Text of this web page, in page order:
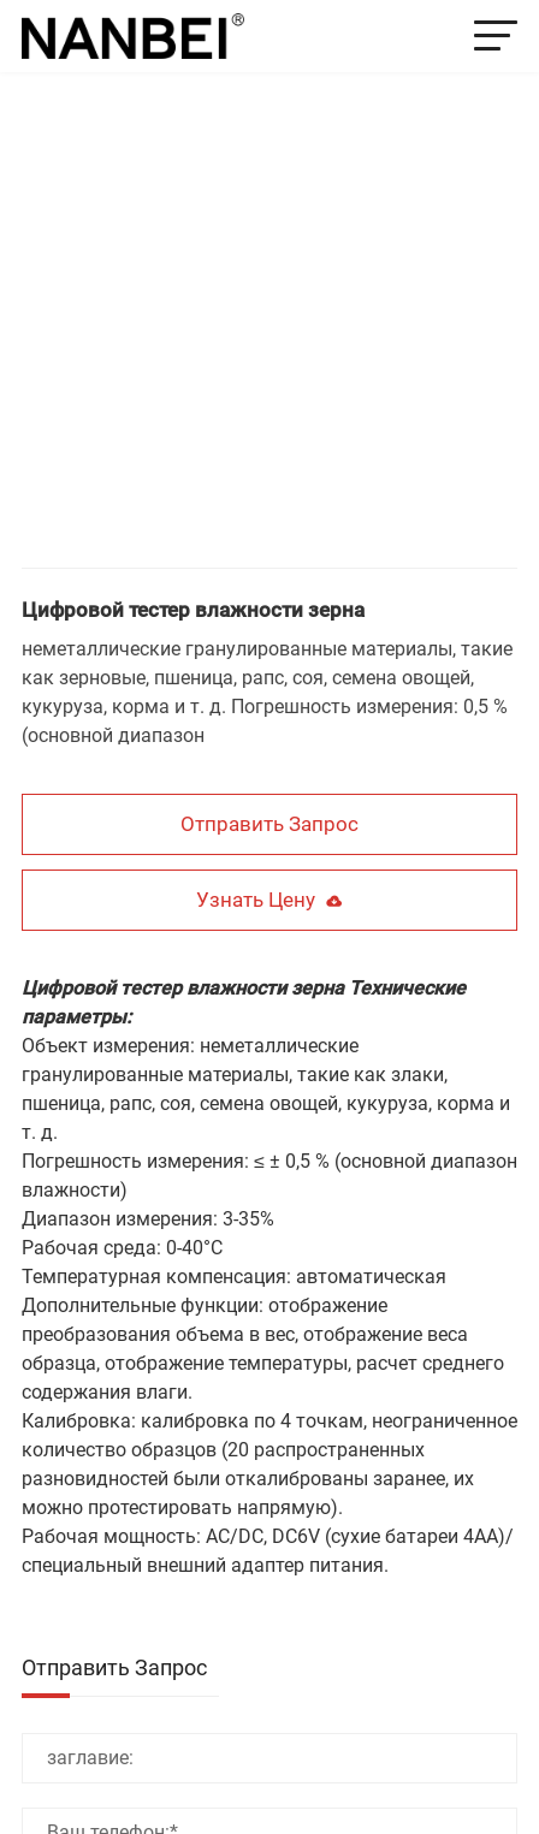
Цифровой тестер влажности зерна
неметаллические гранулированные материалы, такие
как зерновые, пшеница, рапс, соя, семена овощей,
кукуруза, корма и т. д. Погрешность измерения: 0,5 %
(основной диапазон
Отправить Запрос
Узнать Цену
Цифровой тестер влажности зерна Технические
параметры:
Объект измерения: неметаллические
гранулированные материалы, такие как злаки,
пшеница, рапс, соя, семена овощей, кукуруза, корма и
т. д.
Погрешность измерения: ≤ ± 0,5 % (основной диапазон
влажности)
Диапазон измерения: 3-35%
Рабочая среда: 0-40°C
Температурная компенсация: автоматическая
Дополнительные функции: отображение
преобразования объема в вес, отображение веса
образца, отображение температуры, расчет среднего
содержания влаги.
Калибровка: калибровка по 4 точкам, неограниченное
количество образцов (20 распространенных
разновидностей были откалиброваны заранее, их
можно протестировать напрямую).
Рабочая мощность: AC/DC, DC6V (сухие батареи 4AA)/
специальный внешний адаптер питания.
Отправить Запрос